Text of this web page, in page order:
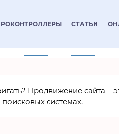
СТАТЬИ
Продвижение сайта
системах.